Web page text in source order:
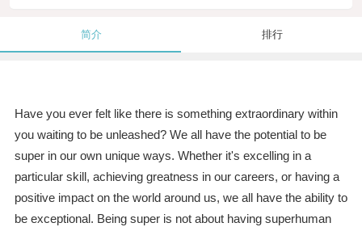
简介 排行
Have you ever felt like there is something extraordinary within
you waiting to be unleashed? We all have the potential to be
super in our own unique ways. Whether it's excelling in a
particular skill, achieving greatness in our careers, or having a
positive impact on the world around us, we all have the ability to
be exceptional. Being super is not about having superhuman